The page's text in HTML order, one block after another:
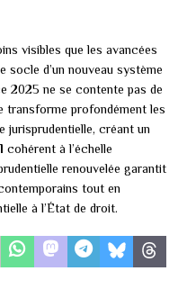
visibles que les avancées
d’un nouveau système
2025 ne se contente pas de
transforme profondément les
jurisprudentielle, créant un
cohérent à l’échelle
renouvelée garantit
tout en
à l’État de droit.